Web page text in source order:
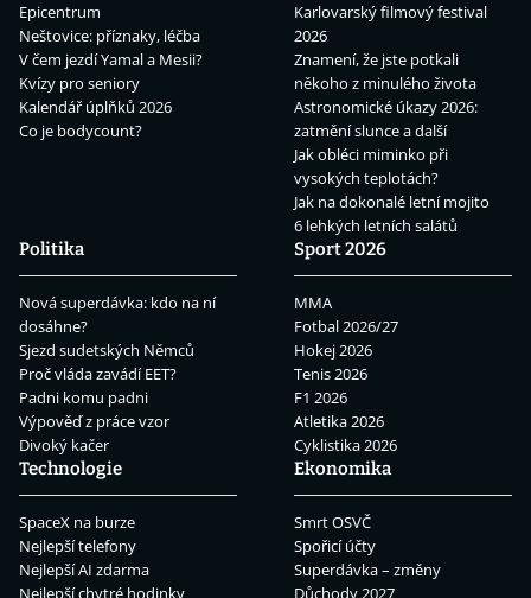
Epicentrum
Neštovice: příznaky, léčba
V čem jezdí Yamal a Mesii?
Kvízy pro seniory
Kalendář úplňků 2026
Co je bodycount?
Karlovarský filmový festival
2026
Znamení, že jste potkali
někoho z minulého života
Astronomické úkazy 2026:
zatmění slunce a další
Jak obléci miminko při
vysokých teplotách?
Jak na dokonalé letní mojito
6 lehkých letních salátů
Politika
Nová superdávka: kdo na ní
dosáhne?
Sjezd sudetských Němců
Proč vláda zavádí EET?
Padni komu padni
Výpověď z práce vzor
Divoký kačer
Sport 2026
MMA
Fotbal 2026/27
Hokej 2026
Tenis 2026
F1 2026
Atletika 2026
Cyklistika 2026
Technologie
SpaceX na burze
Nejlepší telefony
Nejlepší AI zdarma
Nejlepší chytré hodinky
Ekonomika
Smrt OSVČ
Spořicí účty
Superdávka – změny
Důchody 2027